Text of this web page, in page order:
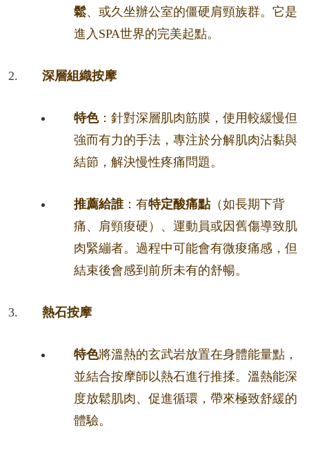
鬆、或久坐辦公室的僵硬肩頸族群。它是
進入SPA世界的完美起點。
深層組織按摩
特色：針對深層肌肉筋膜，使用較緩慢但
強而有力的手法，專注於分解肌肉沾黏與
結節，解決慢性疼痛問題。
推薦給誰：有特定酸痛點（如長期下背
痛、肩頸痠硬）、運動員或因舊傷導致肌
肉緊繃者。過程中可能會有微痠痛感，但
結束後會感到前所未有的舒暢。
熱石按摩
特色將溫熱的玄武岩放置在身體能量點，
並結合按摩師以熱石進行推揉。溫熱能深
度放鬆肌肉、促進循環，帶來極致舒緩的
體驗。